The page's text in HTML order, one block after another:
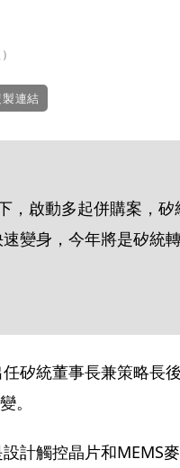
連結
，啟動多起併購案，
變身，今年將是矽統
矽統董事長兼策略長
。
計觸控晶片和MEMS